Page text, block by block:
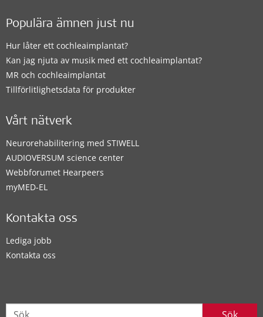
Populära ämnen just nu
Hur låter ett cochleaimplantat?
Kan jag njuta av musik med ett cochleaimplantat?
MR och cochleaimplantat
Tillförlitlighetsdata för produkter
Vårt nätverk
Neurorehabilitering med STIWELL
AUDIOVERSUM science center
Webbforumet Hearpeers
myMED‑EL
Kontakta oss
Lediga jobb
Kontakta oss